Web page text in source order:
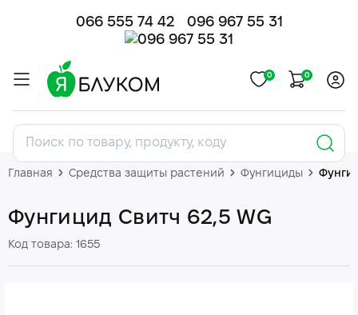
066 555 74 42 096 967 55 31
0 0
Главная Средства защиты растений Фунгициды
Фунгицид Свитч 62,5 WG
Код товара: 1655